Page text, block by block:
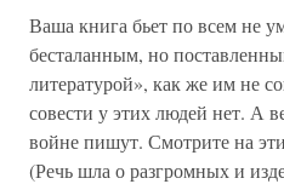
Ваша книга бьет по всем не
бесталанным, но
литературой», как же им не
совести у этих людей нет. А
войне пишут. Смотрите на
(Речь шла о разгромных и